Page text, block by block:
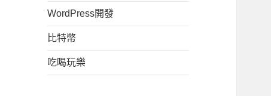
WordPress開發
比特幣
吃喝玩樂